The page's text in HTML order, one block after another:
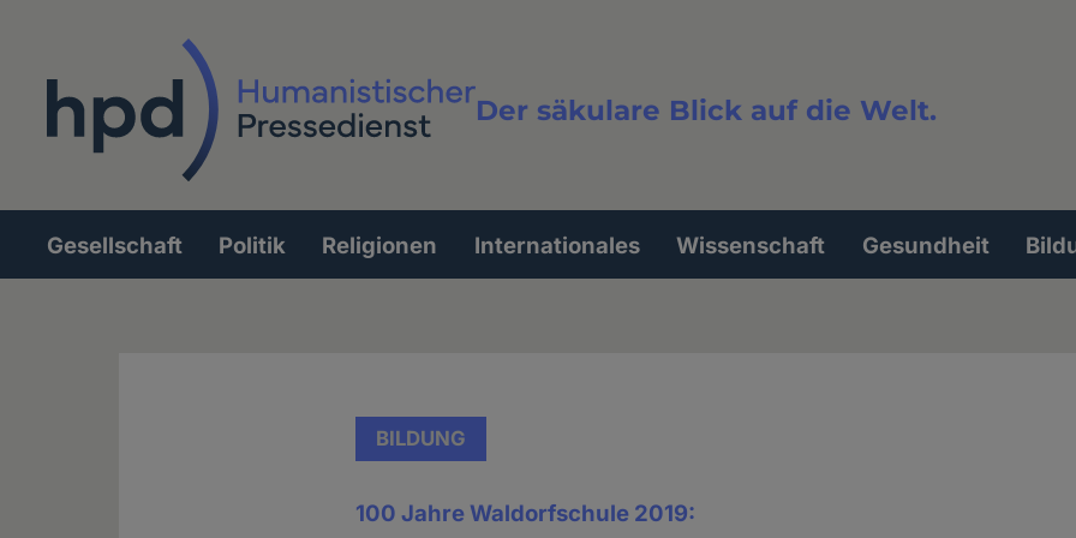
Der säkulare Blick auf die Welt.
Volltextsuche
Hauptnavigation
Gesellschaft Politik Religionen Internationales Wissenschaft Gesundheit
BILDUNG
100 Jahre Waldorfschule 2019: